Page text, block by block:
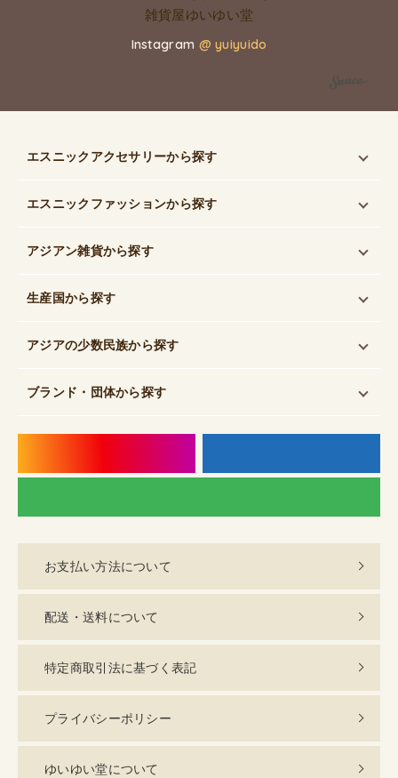
Instagram @ yuiyuido
エスニックアクセサリーから探す
エスニックファッションから探す
アジアン雑貨から探す
生産国から探す
アジアの少数民族から探す
ブランド・団体から探す
お支払い方法について
配送・送料について
特定商取引法に基づく表記
プライバシーポリシー
ゆいゆい堂について